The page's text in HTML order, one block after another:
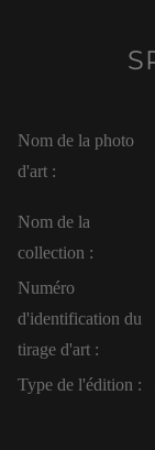
Nom de la photo
d'art :
Nom de la
collection :
Numéro
d'identification du
tirage d'art :
Type de l'édition :